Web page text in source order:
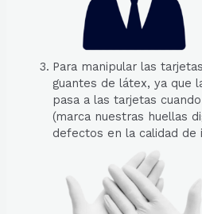
Para manipular las
guantes de látex, ya que
pasa a las tarjetas
(marca nuestras huellas
defectos en la calidad de